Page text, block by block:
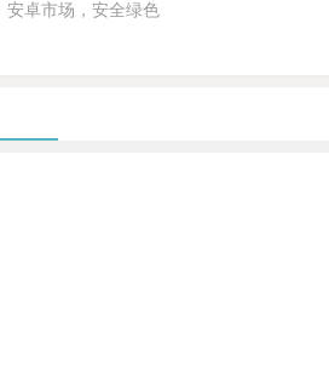
安卓市场，安全绿色